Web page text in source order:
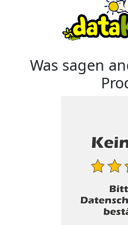
Was sagen